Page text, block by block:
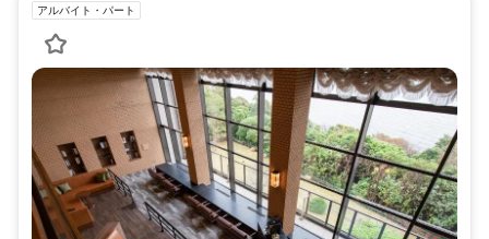
アルバイト・パート